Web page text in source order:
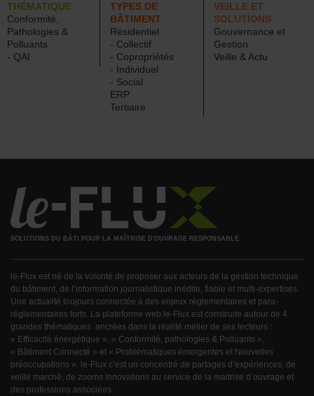
THÉMATIQUE
Conformité,
Pathologies &
Polluants
- QAI
TYPES DE
BÂTIMENT
Résidentiel
- Collectif
- Copropriétés
- Individuel
- Social
ERP
Tertiaire
VEILLE ET
SOLUTIONS
Gouvernance et
Gestion
Veille & Actu
SOLUTIONS DU BÂTI POUR LA MAÎTRISE D'OUVRAGE RESPONSABLE
le-Flux est né de la volonté de proposer aux acteurs de la gestion technique
du bâtiment, de l’information journalistique inédite, fiable et multi-expertises.
Une actualité toujours connectée à des enjeux règlementaires et para-
réglementaires forts. La plateforme web le-Flux est construite autour de 4
grandes thématiques ancrées dans la réalité métier de ses lecteurs :
« Efficacité énergétique », « Conformité, pathologies & Polluants »,
« Bâtiment Connecté » et « Problématiques émergentes et Nouvelles
préoccupations ». le-Flux c’est un concentré de partages d’expériences, de
veille marché, de zooms innovations au service de la maitrise d’ouvrage et
des professions associées.